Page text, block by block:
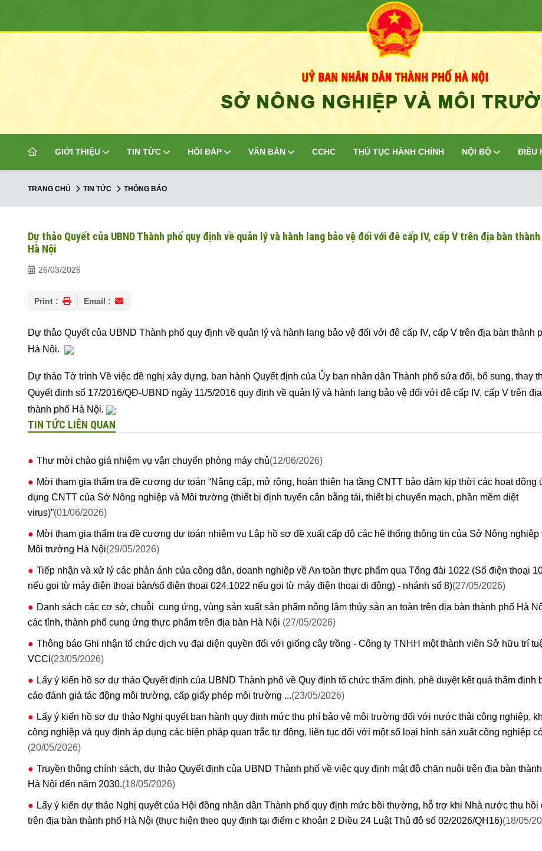
GIỚI THIỆU TIN TỨC HỎI ĐÁP VĂN BẢN CCHC THỦ TỤC HÀNH CHÍNH NỘI BỘ ĐIỀU
TRANG CHỦ TIN TỨC THÔNG BÁO
Dự thảo Quyết của UBND Thành phố quy định về quản lý và hành lang bảo vệ đối với đê cấp IV, cấp V trên địa bàn
Hà Nội
26/03/2026
Print : Email :
Dự thảo Quyết của UBND Thành phố quy định về quản lý và hành lang bảo vệ đối với đê cấp IV, cấp V trên địa bàn thành
Hà Nội.
Dự thảo Tờ trình Về việc đề nghị xây dựng, ban hành Quyết định của Ủy ban nhân dân Thành phố sửa đổi, bổ sung, thay
Quyết định số 17/2016/QĐ-UBND ngày 11/5/2016 quy định về quản lý và hành lang bảo vệ đối với đê cấp IV, cấp V trên
thành phố Hà Nội.
TIN TỨC LIÊN QUAN
Thư mời chào giá nhiệm vụ vận chuyển phòng máy chủ(12/06/2026)
Mời tham gia thẩm tra đề cương dự toán “Nâng cấp, mở rộng, hoàn thiện hạ tầng CNTT bảo đảm kịp thời các hoạt động
dụng CNTT của Sở Nông nghiệp và Môi trường (thiết bị định tuyến cân bằng tải, thiết bị chuyển mạch, phần mềm diệt
virus)”(01/06/2026)
Mời tham gia thẩm tra đề cương dự toán nhiệm vụ Lập hồ sơ đề xuất cấp độ các hệ thống thông tin của Sở Nông nghiệp
Môi trường Hà Nội(29/05/2026)
Tiếp nhận và xử lý các phản ánh của công dân, doanh nghiệp về An toàn thực phẩm qua Tổng đài 1022 (Số điện thoại
nếu gọi từ máy điện thoại bàn/số điện thoại 024.1022 nếu gọi từ máy điện thoại di động) - nhánh số 8)(27/05/2026)
Danh sách các cơ sở, chuỗi cung ứng, vùng sản xuất sản phẩm nông lâm thủy sản an toàn trên địa bàn thành phố Hà
các tỉnh, thành phố cung ứng thực phẩm trên địa bàn Hà Nội (27/05/2026)
Thông báo Ghi nhận tổ chức dịch vụ đại diện quyền đối với giống cây trồng - Công ty TNHH một thành viên Sở hữu trí
VCCI (23/05/2026)
Lấy ý kiến hồ sơ dự thảo Quyết định của UBND Thành phố về Quy định tổ chức thẩm định, phê duyệt kết quả thẩm định
cáo đánh giá tác động môi trường, cấp giấy phép môi trường ...(23/05/2026)
Lấy ý kiến hồ sơ dự thảo Nghị quyết ban hành quy định mức thu phí bảo vệ môi trường đối với nước thải công nghiệp,
công nghiệp và quy định áp dụng các biện pháp quan trắc tự động, liên tục đối với một số loại hình sản xuất công nghiệp
(20/05/2026)
Truyền thông chính sách, dự thảo Quyết định của UBND Thành phố về việc quy định mật độ chăn nuôi trên địa bàn
Hà Nội đến năm 2030.(18/05/2026)
Lấy ý kiến dự thảo Nghị quyết của Hội đồng nhân dân Thành phố quy định mức bồi thường, hỗ trợ khi Nhà nước thu hồi
trên địa bàn thành phố Hà Nội (thực hiện theo quy định tại điểm c khoản 2 Điều 24 Luật Thủ đô số 02/2026/QH16)(18/05/